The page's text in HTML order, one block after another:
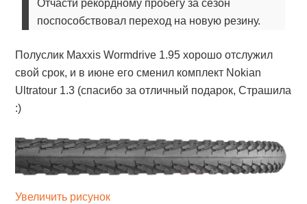
Отчасти рекордному пробегу за сезон
поспособствовал переход на новую резину.
Полуслик Maxxis Wormdrive 1.95 хорошо отслужил
свой срок, и в июне его сменил комплект Nokian
Ultratour 1.3 (спасибо за отличный подарок, Страшила
:)
Увеличить рисунок